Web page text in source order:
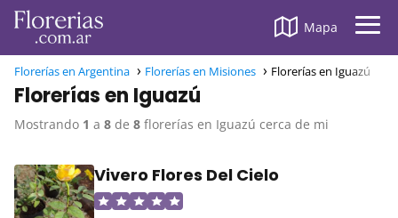
Mapa
Florerías en Argentina Florerías en Misiones Florerías en Iguazú
Florerías en Iguazú
Mostrando 1 a 8 de 8 florerías en Iguazú cerca de mi
Vivero Flores Del Cielo